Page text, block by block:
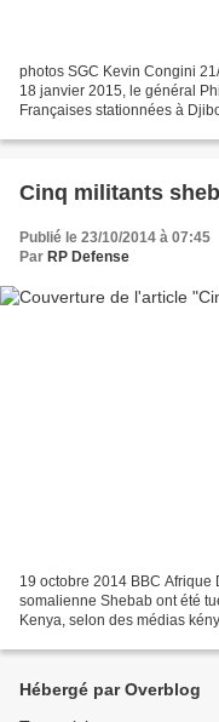
photos SGC Kevin Congini
18 janvier 2015, le général
Françaises stationnées à
Cinq militants
Publié le 23/10/2014 à 07:45
Par RP Defense
19 octobre 2014 BBC Afrique
somalienne Shebab ont été
Kenya, selon des médias
Hébergé par Overblog